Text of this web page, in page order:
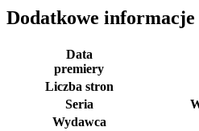
Dodatkowe informacje
Data
premiery
Liczba stron
Seria
Wydawca